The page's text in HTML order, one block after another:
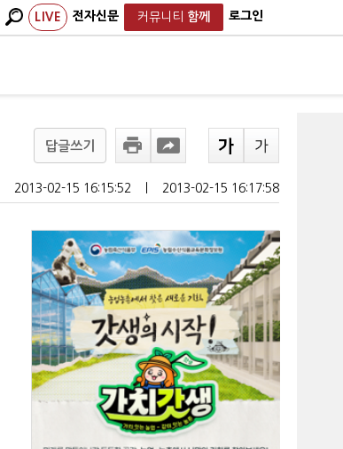
LIVE 전자신문 커뮤니티 함께 로그인
답글쓰기
2013-02-15 16:15:52 2013-02-15 16:17:58